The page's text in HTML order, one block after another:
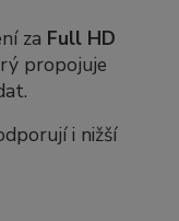
za Full HD
propojuje
i nižší